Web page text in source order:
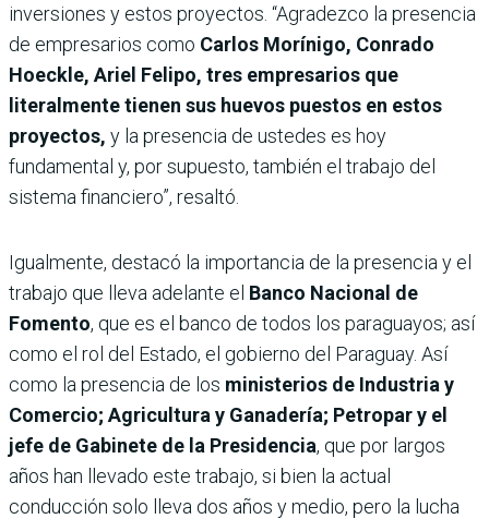
inversiones y estos proyectos. “Agradezco la presencia
de empresarios como Carlos Morínigo, Conrado
Hoeckle, Ariel Felipo, tres empresarios que
literalmente tienen sus huevos puestos en estos
proyectos, y la presencia de ustedes es hoy
fundamental y, por supuesto, también el trabajo del
sistema financiero”, resaltó.
Igualmente, destacó la importancia de la presencia y el
trabajo que lleva adelante el Banco Nacional de
Fomento, que es el banco de todos los paraguayos; así
como el rol del Estado, el gobierno del Paraguay. Así
como la presencia de los ministerios de Industria y
Comercio; Agricultura y Ganadería; Petropar y el
jefe de Gabinete de la Presidencia, que por largos
años han llevado este trabajo, si bien la actual
conducción solo lleva dos años y medio, pero la lucha